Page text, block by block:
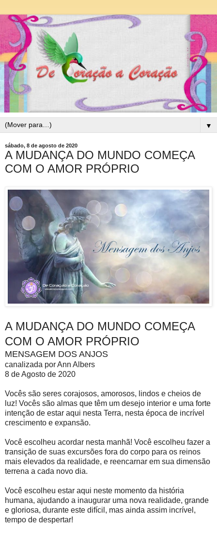
▼
sábado, 8 de agosto de 2020
A MUDANÇA DO MUNDO COMEÇA
COM O AMOR PRÓPRIO
A MUDANÇA DO MUNDO COMEÇA
COM O AMOR PRÓPRIO
MENSAGEM DOS ANJOS
canalizada por Ann Albers
8 de Agosto de 2020
Vocês são seres corajosos, amorosos, lindos e cheios de
luz! Vocês são almas que têm um desejo interior e uma forte
intenção de estar aqui nesta Terra, nesta época de incrível
crescimento e expansão.
Você escolheu acordar nesta manhã! Você escolheu fazer a
transição de suas excursões fora do corpo para os reinos
mais elevados da realidade, e reencarnar em sua dimensão
terrena a cada novo dia.
Você escolheu estar aqui neste momento da história
humana, ajudando a inaugurar uma nova realidade, grande
e gloriosa, durante este difícil, mas ainda assim incrível,
tempo de despertar!